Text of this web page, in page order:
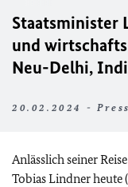
Staatsminister
und
Neu-Delhi,
20.02.2024 -
Anlässlich seiner
Tobias Lindner heute